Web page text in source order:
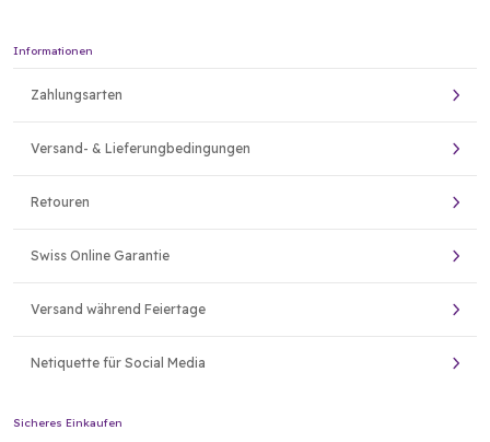
Informationen
Zahlungsarten
Versand- & Lieferungbedingungen
Retouren
Swiss Online Garantie
Versand während Feiertage
Netiquette für Social Media
Sicheres Einkaufen